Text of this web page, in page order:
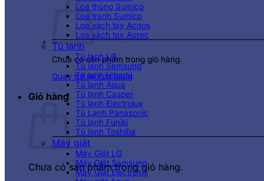
Chưa có sản phẩm trong giỏ hàng.
Quay trở lại cửa hàng
Giỏ hàng
Chưa có sản phẩm trong giỏ hàng.
Loa thùng Sumico
Loa tranh Sumico
Loa xách tay Acnos
Loa xách tay Aurec
Tủ lạnh
Tủ lạnh LG
Tủ lạnh Samsung
Tủ lạnh Hitachi
Tủ lạnh Aqua
Tủ lạnh Casper
Tủ lạnh Electrolux
Tủ Lạnh Panasonic
Tủ lạnh Funiki
Tủ lạnh Toshiba
Máy giặt
Máy Giặt LG
Máy Giặt Samsung
Máy Giặt Electrolux